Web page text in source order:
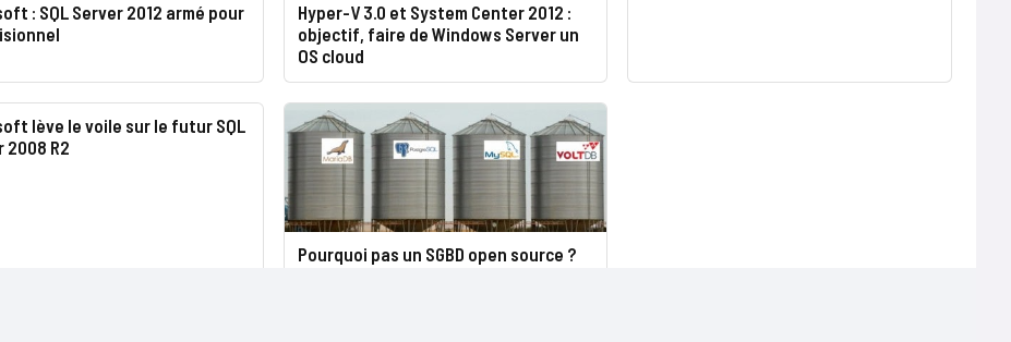
: SQL Server 2012 armé pour
Hyper-V 3.0 et System Center 2012 :
objectif, faire de Windows Server un
OS cloud
lève le voile sur le futur SQL
2008 R2
Pourquoi pas un SGBD open source ?